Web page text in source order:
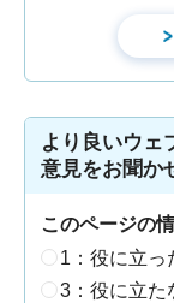
より良いウェ
意見をお聞か
このページの
1：役に立っ
3：役に立た